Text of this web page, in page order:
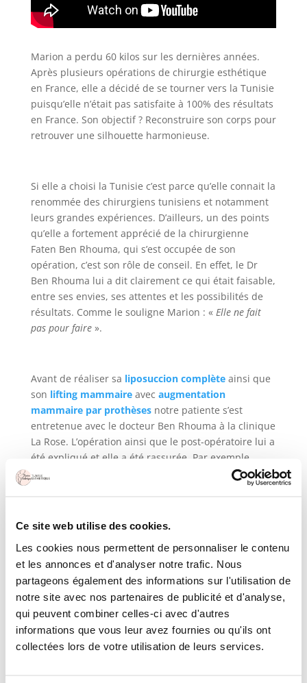
Ce site web utilise des cookies.
Les cookies nous permettent de personnaliser le contenu
et les annonces et d'analyser notre trafic. Nous
partageons également des informations sur l'utilisation de
notre site avec nos partenaires de publicité et d'analyse,
qui peuvent combiner celles-ci avec d'autres
informations que vous leur avez fournies ou qu'ils ont
collectées lors de votre utilisation de leurs services.
Marion a perdu 60 kilos sur les dernières années.
Après plusieurs opérations de chirurgie esthétique
en France, elle a décidé de se tourner vers la Tunisie
puisqu’elle n’était pas satisfaite à 100% des résultats
en France. Son objectif ? Reconstruire son corps pour
retrouver une silhouette harmonieuse.
Si elle a choisi la Tunisie c’est parce qu’elle connait la
renommée des chirurgiens tunisiens et notamment
leurs grandes expériences. D’ailleurs, un des points
qu’elle a fortement apprécié de la chirurgienne
Faten Ben Rhouma, qui s’est occupée de son
opération, c’est son rôle de conseil. En effet, le Dr
Ben Rhouma lui a dit clairement ce qui était faisable,
entre ses envies, ses attentes et les possibilités de
résultats. Comme le souligne Marion : « Elle ne fait
pas pour faire».
Avant de réaliser sa liposuccion complète ainsi que
son lifting mammaireavec augmentation
mammaire par prothèsesnotre patiente s’est
entretenue avec le docteur Ben Rhouma à la clinique
La Rose. L’opération ainsi que le post-opératoire lui a
été expliqué et elle a été rassurée. Par exemple,
pour son augmentation mammaire, le choix s’est
rondes micro texturées
prévenue qu’en sortant de l’opération ses seins
modifierait avec le temps.
Au 3
ème
jour post-opératoire, Marion se sent très
bien. Elle voit déjà la différence avec l’avant mais il
faudra qu’elle patiente deux mois, le temps que son
corps dégonfle, pour avoir un vrai aperçu du